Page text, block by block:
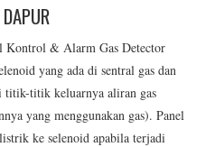
Kontrol & Alarm Gas Detector
yang ada di sentral gas dan
titik-titik keluarnya aliran gas
yang menggunakan gas). Panel
ke selenoid apabila terjadi